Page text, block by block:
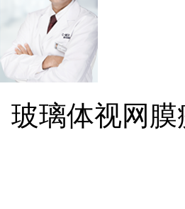
玻璃体视网